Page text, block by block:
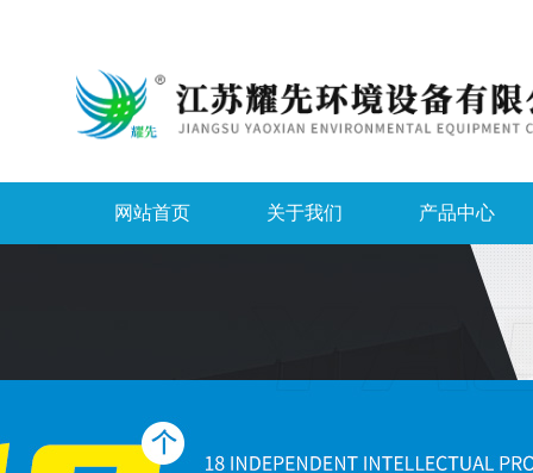
网站首页 关于我们 产品中心